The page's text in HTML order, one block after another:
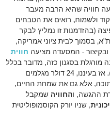
חוויה שהיא הרבה מעבר
ולשמוח, רואים את הטבחים
(בהזדמנות זו נמליץ לבקר
בסמוך לבית ציוני אמריקה,
- המסעדה מציעה חווית
מורגלת בסגנון כזה, מדובר בכלל
בחוויה "מזרח תיכונית" מיוחדת). אז בעיננו, 24 דולר מגלמים
אלא גם את שמחת החיים,
ההגשה, והחוויה שמקבל
, שניו יורק הקוסמופוליטית